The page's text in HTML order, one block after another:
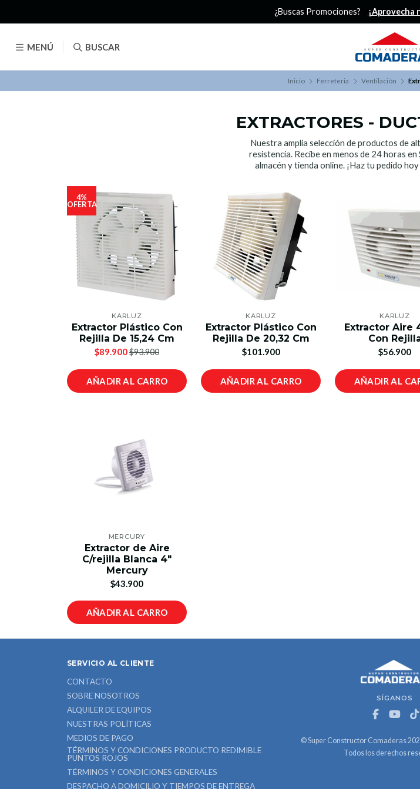
MENÚ BUSCAR
¿Buscas Promociones? ¡Aprovecha
Inicio Ferreteria Ventilación
EXTRACTORES -
Nuestra amplia selección de productos de
resistencia. Recibe en menos de 24 horas
almacén y tienda online. ¡Haz tu pedido
4%
OFERTA
KARLUZ
Extractor Plástico Con
Rejilla De 15,24 Cm
$89.900$93.900
AÑADIR AL CARRO
KARLUZ
Extractor Plástico Con
Rejilla De 20,32 Cm
$101.900
AÑADIR AL CARRO
KARLUZ
Extractor Aire
Con
$56.900
AÑADIR AL
MERCURY
Extractor de Aire
C/rejilla Blanca 4"
Mercury
$43.900
AÑADIR AL CARRO
SÍGANOS
© Super Constructor Comaderas
Todos los derechos
SERVICIO AL CLIENTE
CONTACTO
SOBRE NOSOTROS
ALQUILER DE EQUIPOS
NUESTRAS POLÍTICAS
MEDIOS DE PAGO
TÉRMINOS Y CONDICIONES PRODUCTO REDIMIBLE
PUNTOS ROJOS
TÉRMINOS Y CONDICIONES GENERALES
DESPACHO A DOMICILIO Y TIEMPOS DE ENTREGA